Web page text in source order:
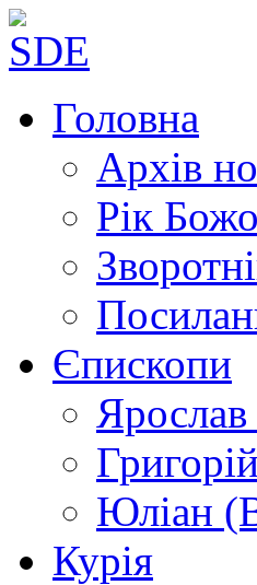
Головна
Архів
Рік
Єпископи
Юліан
Курія